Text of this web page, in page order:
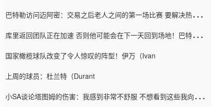
巴特勒访问迈阿密：交易之后老人之间的第一场比赛 要解决热情的
库里返回团队正在加速 否则他可能会在下一天回到场地！巴特勒迈
国家橄榄球队改变了令人惊叹的阵型！伊万（Ivan
上周的球员：杜兰特（Durant
小SA谈论塔图姆的伤害：我感到非常不舒服 不想看到这些我向他